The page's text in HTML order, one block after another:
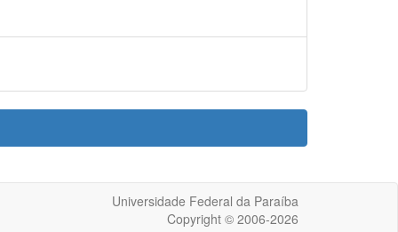
Universidade Federal da Paraíba
Copyright © 2006-2026